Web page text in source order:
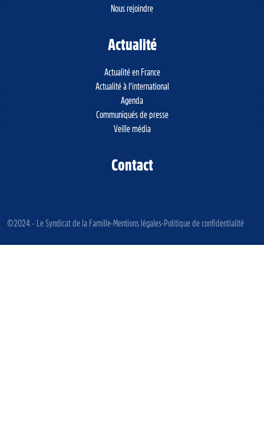
Nous rejoindre
Actualité
Actualité en France
Actualité à l’international
Agenda
Communiqués de presse
Veille média
Contact
©2024 - Le Syndicat de la Famille Mentions légales Politique de confidentialité